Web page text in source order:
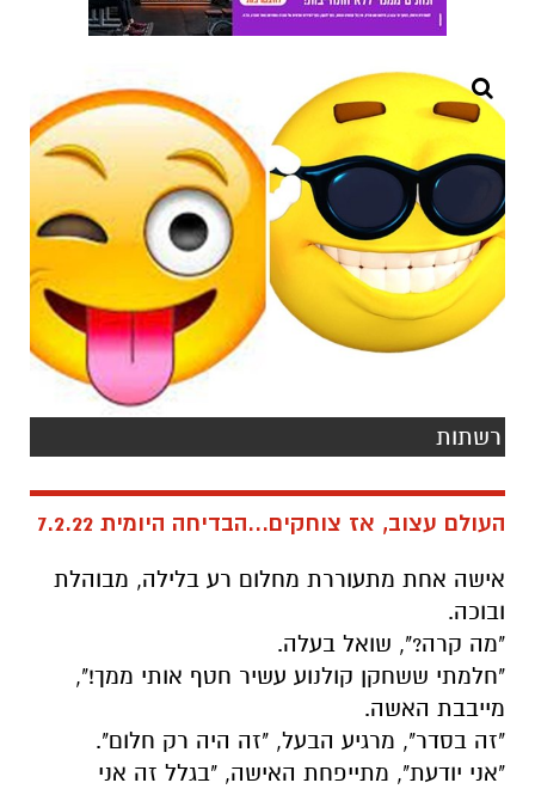
רשתות
העולם עצוב, אז צוחקים...הבדיחה היומית 7.2.22
אישה אחת מתעוררת מחלום רע בלילה, מבוהלת
ובוכה.
"מה קרה?", שואל בעלה.
"חלמתי ששחקן קולנוע עשיר חטף אותי ממך!",
מייבבת האשה.
"זה בסדר", מרגיע הבעל, "זה היה רק חלום".
"אני יודעת", מתייפחת האישה, "בגלל זה אני